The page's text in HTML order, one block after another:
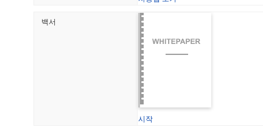
트렌딩
백서
시작